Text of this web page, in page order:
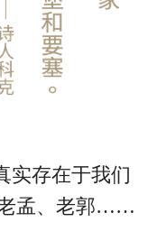
实存在于我们
老孟、老郭……